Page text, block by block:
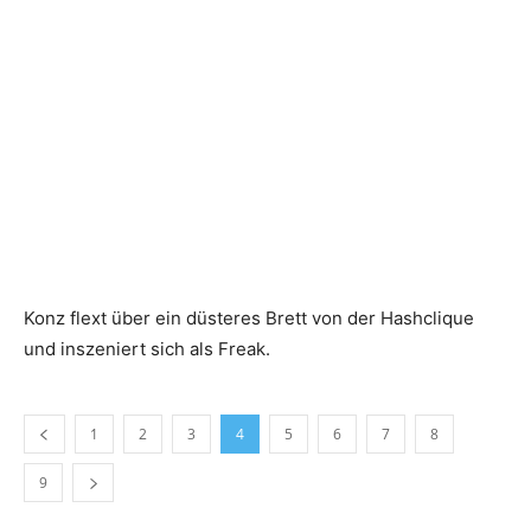
Konz flext über ein düsteres Brett von der Hashclique
und inszeniert sich als Freak.
1 2 3 4 5 6 7 8
9